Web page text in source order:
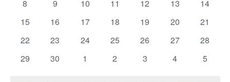
de
vues
Évènements
0
8
0
9
0
10
0
11
0
12
0
13
0
14
0
15
0
16
0
17
0
18
0
19
0
20
0
21
0
22
0
23
0
24
0
25
0
26
0
27
0
28
0
29
0
30
0
1
0
2
0
3
0
4
0
5